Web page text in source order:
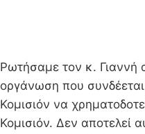
Ρωτήσαμε τον κ. Γιαννή
οργάνωση που
Κομισιόν να
Κομισιόν. Δεν αποτελεί